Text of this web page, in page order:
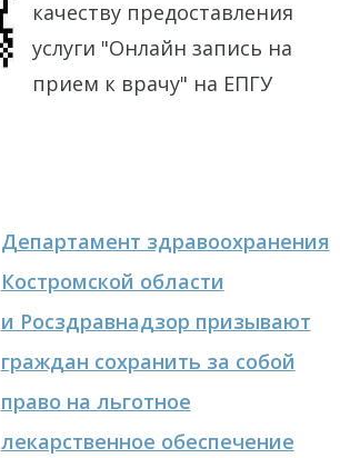
качеству предоставления
услуги "Онлайн запись на
прием к врачу" на ЕПГУ
Департамент здравоохранения
Костромской области
и Росздравнадзор призывают
граждан сохранить за собой
право на льготное
лекарственное обеспечение